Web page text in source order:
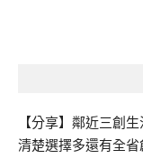
【分享】鄰近三創
清楚選擇多還有全